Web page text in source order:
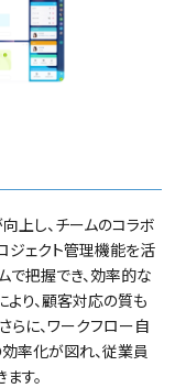
上し、チームのコラボ
ジェクト管理機能を活
で把握でき、効率的な
り、顧客対応の質も
らに、ワークフロー自
率化が図れ、従業員
す。